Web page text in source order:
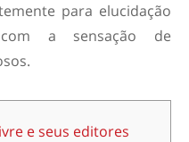
para elucidação
a sensação de
e seus editores